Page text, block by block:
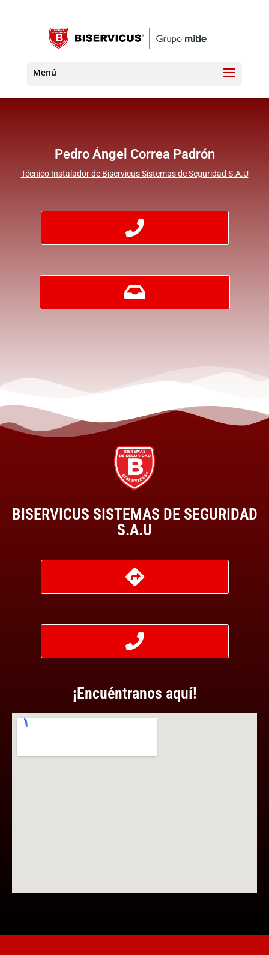
Pedro Ángel Correa Padrón
Técnico Instalador de Biservicus Sistemas de Seguridad S.A.U
BISERVICUS SISTEMAS DE SEGURIDAD
S.A.U
¡Encuéntranos aquí!